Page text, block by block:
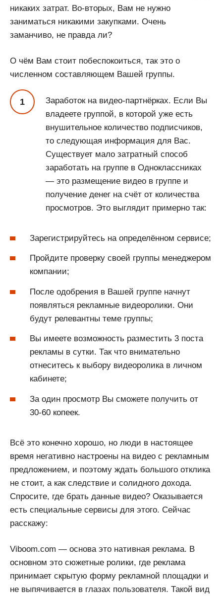
никаких затрат. Во-вторых, Вам не нужно
заниматься никакими закупками. Очень
заманчиво, не правда ли?
О чём Вам стоит побеспокоиться, так это о
численном составляющем Вашей группы.
Заработок на видео-партнёрках. Если Вы
владеете группой, в которой уже есть
внушительное количество подписчиков,
то следующая информация для Вас.
Существует мало затратный способ
заработать на группе в Одноклассниках
— это размещение видео в группе и
получение денег на счёт от количества
просмотров. Это выглядит примерно так:
Зарегистрируйтесь на определённом сервисе;
Пройдите проверку своей группы менеджером
компании;
После одобрения в Вашей группе начнут
появляться рекламные видеоролики. Они
будут релевантны теме группы;
Вы имеете возможность разместить 3 поста
рекламы в сутки. Так что внимательно
отнеситесь к выбору видеоролика в личном
кабинете;
За один просмотр Вы сможете получить от
30-60 копеек.
Всё это конечно хорошо, но люди в настоящее
время негативно настроены на видео с рекламным
предложением, и поэтому ждать большого отклика
не стоит, а как следствие и солидного дохода.
Спросите, где брать данные видео? Оказывается
есть специальные сервисы для этого. Сейчас
расскажу:
Viboom.com — основа это нативная реклама. В
основном это сюжетные ролики, где реклама
принимает скрытую форму рекламной площадки и
не выпячивается в глазах пользователя. Такой вид